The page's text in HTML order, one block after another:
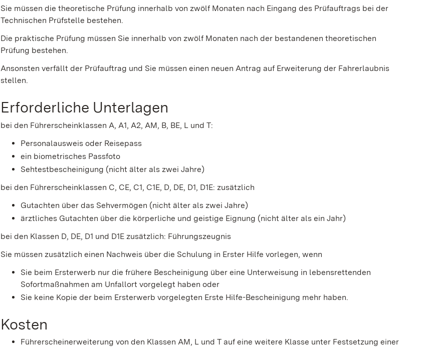
Sie müssen die theoretische Prüfung innerhalb von zwölf Monaten nach Eingang des Prüfauftrags bei der
Technischen Prüfstelle bestehen.
Die praktische Prüfung müssen Sie innerhalb von zwölf Monaten nach der bestandenen theoretischen
Prüfung bestehen.
Ansonsten verfällt der Prüfauftrag und Sie müssen einen neuen Antrag auf Erweiterung der Fahrerlaubnis
stellen.
Erforderliche Unterlagen
bei den Führerscheinklassen A, A1, A2, AM, B, BE, L und T:
Personalausweis oder Reisepass
ein biometrisches Passfoto
Sehtestbescheinigung (nicht älter als zwei Jahre)
bei den Führerscheinklassen C, CE, C1, C1E, D, DE, D1, D1E: zusätzlich
Gutachten über das Sehvermögen (nicht älter als zwei Jahre)
ärztliches Gutachten über die körperliche und geistige Eignung (nicht älter als ein Jahr)
bei den Klassen D, DE, D1 und D1E zusätzlich: Führungszeugnis
Sie müssen zusätzlich einen Nachweis über die Schulung in Erster Hilfe vorlegen, wenn
Sie beim Ersterwerb nur die frühere Bescheinigung über eine Unterweisung in lebensrettenden
Sofortmaßnahmen am Unfallort vorgelegt haben oder
Sie keine Kopie der beim Ersterwerb vorgelegten Erste Hilfe-Bescheinigung mehr haben.
Kosten
Führerscheinerweiterung von den Klassen AM, L und T auf eine weitere Klasse unter Festsetzung einer